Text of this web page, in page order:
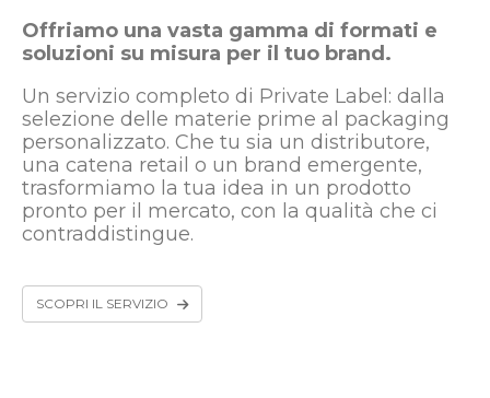
Offriamo una vasta gamma di formati e
soluzioni su misura per il tuo brand.
Un servizio completo di Private Label: dalla
selezione delle materie prime al packaging
personalizzato. Che tu sia un distributore,
una catena retail o un brand emergente,
trasformiamo la tua idea in un prodotto
pronto per il mercato, con la qualità che ci
contraddistingue.
SCOPRI IL SERVIZIO